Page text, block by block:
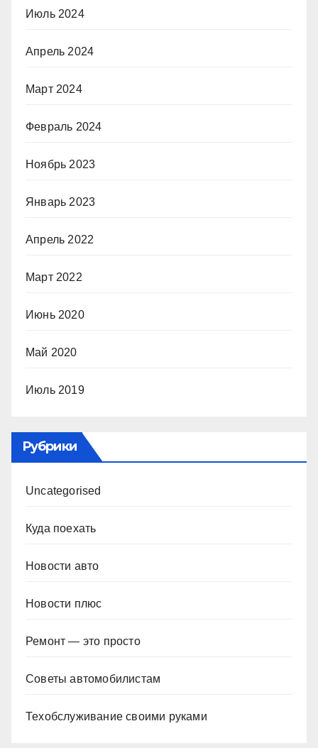
Июль 2024
Апрель 2024
Март 2024
Февраль 2024
Ноябрь 2023
Январь 2023
Апрель 2022
Март 2022
Июнь 2020
Май 2020
Июль 2019
Рубрики
Uncategorised
Куда поехать
Новости авто
Новости плюс
Ремонт — это просто
Советы автомобилистам
Техобслуживание своими руками